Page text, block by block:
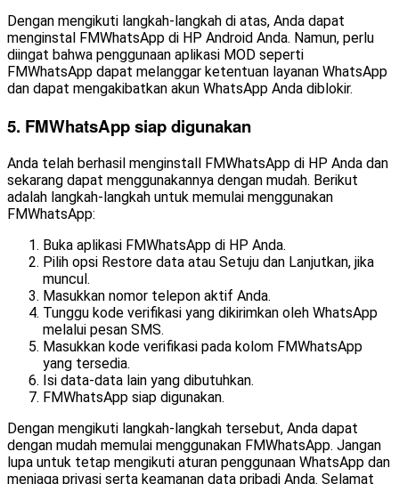
Dengan mengikuti langkah-langkah di atas, Anda dapat
menginstal FMWhatsApp di HP Android Anda. Namun, perlu
diingat bahwa penggunaan aplikasi MOD seperti
FMWhatsApp dapat melanggar ketentuan layanan WhatsApp
dan dapat mengakibatkan akun WhatsApp Anda diblokir.
5. FMWhatsApp siap digunakan
Anda telah berhasil menginstall FMWhatsApp di HP Anda dan
sekarang dapat menggunakannya dengan mudah. Berikut
adalah langkah-langkah untuk memulai menggunakan
FMWhatsApp:
Buka aplikasi FMWhatsApp di HP Anda.
Pilih opsi Restore data atau Setuju dan Lanjutkan, jika
muncul.
Masukkan nomor telepon aktif Anda.
Tunggu kode verifikasi yang dikirimkan oleh WhatsApp
melalui pesan SMS.
Masukkan kode verifikasi pada kolom FMWhatsApp
yang tersedia.
Isi data-data lain yang dibutuhkan.
FMWhatsApp siap digunakan.
Dengan mengikuti langkah-langkah tersebut, Anda dapat
dengan mudah memulai menggunakan FMWhatsApp. Jangan
lupa untuk tetap mengikuti aturan penggunaan WhatsApp dan
menjaga privasi serta keamanan data pribadi Anda. Selamat